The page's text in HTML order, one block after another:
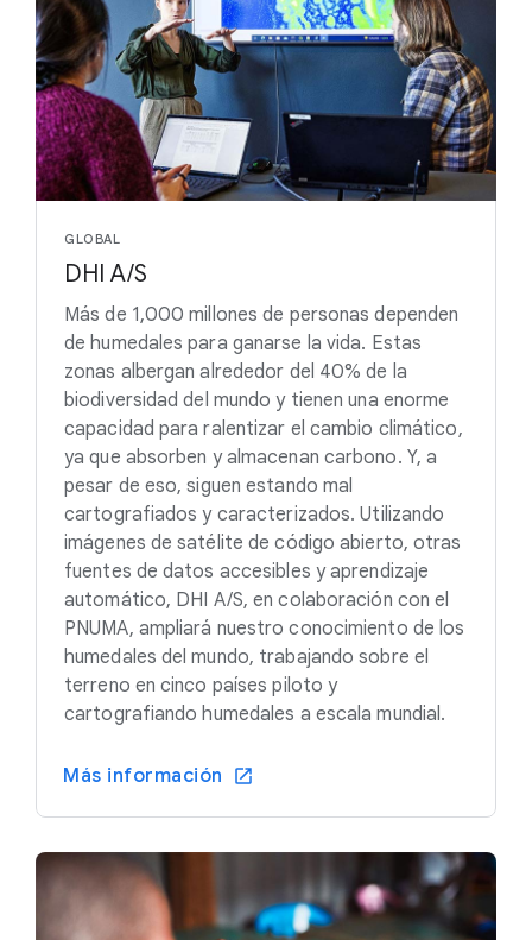
GLOBAL
DHI A/S
Más de 1,000 millones de personas dependen
de humedales para ganarse la vida. Estas
zonas albergan alrededor del 40% de la
biodiversidad del mundo y tienen una enorme
capacidad para ralentizar el cambio climático,
ya que absorben y almacenan carbono. Y, a
pesar de eso, siguen estando mal
cartografiados y caracterizados. Utilizando
imágenes de satélite de código abierto, otras
fuentes de datos accesibles y aprendizaje
automático, DHI A/S, en colaboración con el
PNUMA, ampliará nuestro conocimiento de los
humedales del mundo, trabajando sobre el
terreno en cinco países piloto y
cartografiando humedales a escala mundial.
Más información